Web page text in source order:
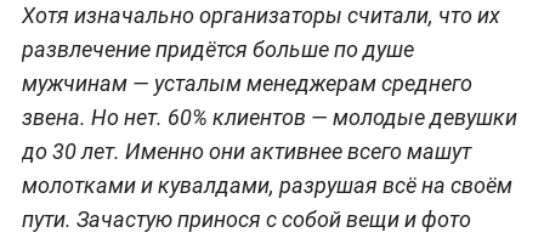
Хотя изначально организаторы считали, что их
развлечение придётся больше по душе
мужчинам — усталым менеджерам среднего
звена. Но нет. 60% клиентов — молодые девушки
до 30 лет. Именно они активнее всего машут
молотками и кувалдами, разрушая всё на своём
пути. Зачастую принося с собой вещи и фото